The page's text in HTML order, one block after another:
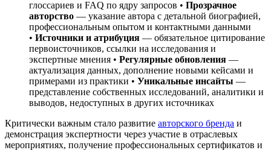
глоссариев и FAQ по ядру запросов • Прозрачное
авторство — указание автора с детальной биографией,
профессиональным опытом и контактными данными
• Источники и атрибуция — обязательное цитирование
первоисточников, ссылки на исследования и
экспертные мнения • Регулярные обновления —
актуализация данных, дополнение новыми кейсами и
примерами из практики • Уникальные инсайты —
представление собственных исследований, аналитики и
выводов, недоступных в других источниках
Критически важным стало развитие авторского бренда и
демонстрация экспертности через участие в отраслевых
мероприятиях, получение профессиональных сертификатов и